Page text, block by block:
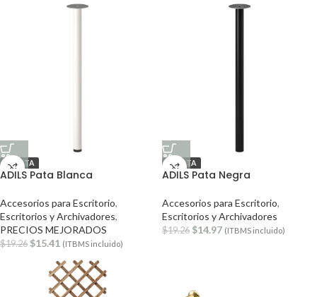
OFERTA
ADILS Pata Blanca
Accesorios para Escritorio,
Escritorios y Archivadores,
PRECIOS MEJORADOS
$19.26 $15.41 (ITBMS incluido)
OFERTA
ADILS Pata Negra
Accesorios para Escritorio,
Escritorios y Archivadores
$19.26 $14.97 (ITBMS incluido)